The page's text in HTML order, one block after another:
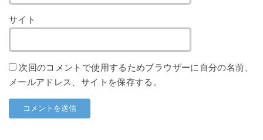
サイト
次回のコメントで使用するためブラウザーに自分の名前、
メールアドレス、サイトを保存する。